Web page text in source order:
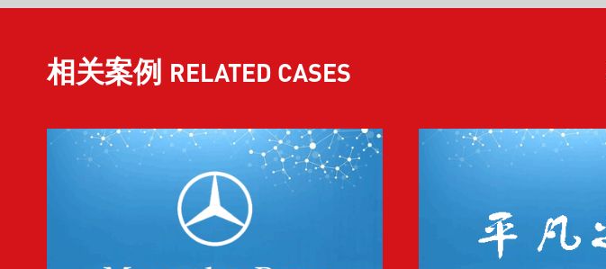
相关案例 RELATED CASES